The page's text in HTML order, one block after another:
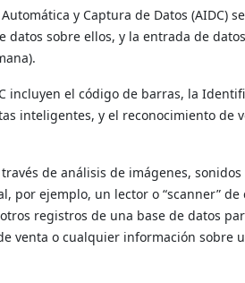
y Captura de Datos (AIDC)
datos sobre ellos, y la entrada de
incluyen el código de barras, la
inteligentes, y el reconocimiento de
de análisis de imágenes,
ejemplo, un lector o “scanner”
registros de una base de datos
venta o cualquier información sobre